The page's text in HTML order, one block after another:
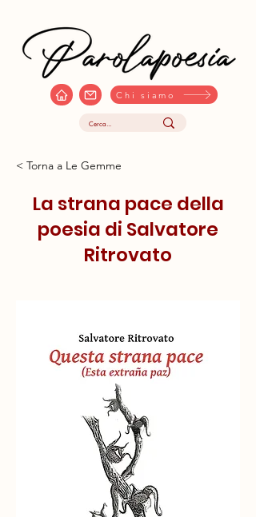
Chi siamo
< Torna a Le Gemme
La strana pace della
poesia di Salvatore
Ritrovato